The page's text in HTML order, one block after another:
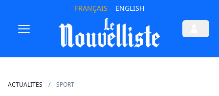
FRANÇAIS ENGLISH
ACTUALITES SPORT